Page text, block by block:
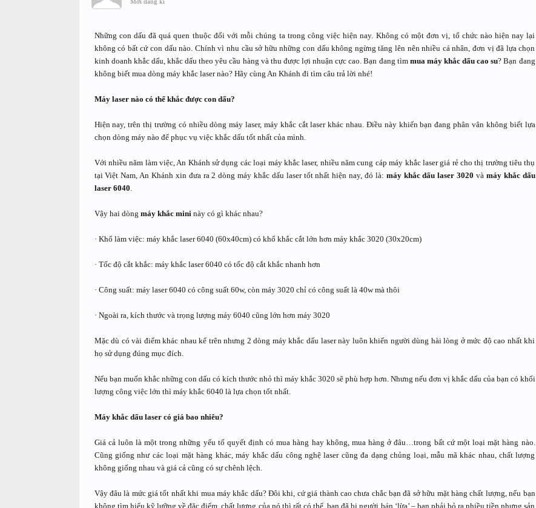
Những con dấu đã quá quen thuộc đối với mỗi chúng ta trong công việc hiện nay. Không có một đơn vị, tổ chức nào hiện nay lại
không có bất cứ con dấu nào. Chính vì nhu cầu sở hữu những con dấu không ngừng tăng lên nên nhiều cá nhân, đơn vị đã lựa chọn
kinh doanh khắc dấu, khắc dấu theo yêu cầu hàng và thu được lợi nhuận cực cao. Bạn đang tìm mua máy khắc dấu cao su? Bạn đang
không biết mua dòng máy khắc laser nào? Hãy cùng An Khánh đi tìm câu trả lời nhé!
Máy laser nào có thể khắc được con dấu?
Hiện nay, trên thị trường có nhiều dòng máy laser, máy khắc cắt laser khác nhau. Điều này khiến bạn đang phân vân không biết lựa
chọn dòng máy nào để phục vụ việc khắc dấu tốt nhất của mình.
Với nhiều năm làm việc, An Khánh sử dụng các loại máy khắc laser, nhiều năm cung cáp máy khắc laser giá rẻ cho thị trường tiêu thụ
tại Việt Nam, An Khánh xin đưa ra 2 dòng máy khắc dấu laser tốt nhất hiện nay, đó là: máy khắc dấu laser 3020 vàmáy khắc dấu
laser 6040.
Vậy hai dòng máy khắc mininày có gì khác nhau?
· Khổ làm việc: máy khắc laser 6040 (60x40cm) có khổ khắc cắt lớn hơn máy khắc 3020 (30x20cm)
· Tốc độ cắt khắc: máy khắc laser 6040 có tốc độ cắt khắc nhanh hơn
· Công suất: máy laser 6040 có công suất 60w, còn máy 3020 chỉ có công suất là 40w mà thôi
· Ngoài ra, kích thước và trọng lượng máy 6040 cũng lớn hơn máy 3020
Mặc dù có vài điểm khác nhau kể trên nhưng 2 dòng máy khắc dấu laser này luôn khiến người dùng hài lòng ở mức độ cao nhất khi
họ sử dụng đúng mục đích.
Nếu bạn muốn khắc những con dấu có kích thước nhỏ thì máy khắc 3020 sẽ phù hợp hơn. Nhưng nếu đơn vị khắc dấu của bạn có khối
lượng công việc lớn thì máy khắc 6040 là lựa chọn tốt nhất.
Máy khắc dấu laser có giá bao nhiêu?
Giá cả luôn là một trong những yếu tố quyết định có mua hàng hay không, mua hàng ở đâu…trong bất cứ một loại mặt hàng nào.
Cũng giống như các loại mặt hàng khác, máy khắc dấu công nghệ laser cũng đa dạng chủng loại, mẫu mã khác nhau, chất lượng
không giống nhau và giá cả cũng có sự chênh lệch.
Vậy đâu là mức giá tốt nhất khi mua máy khắc dấu? Đôi khi, cứ giá thành cao chưa chắc bạn đã sở hữu mặt hàng chất lượng, nếu bạn
không tìm hiểu kỹ lưỡng về đặc điểm, chất lượng của nó thì rất có thể, bạn đã bị người bán ‘lừa’ – bạn phải bỏ ra nhiều tiền nhưng sản